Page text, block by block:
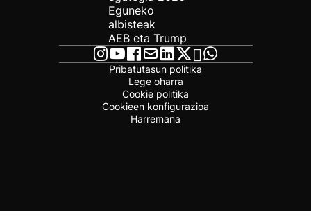
Eguneko
albisteak
AEB eta Trump
Pribatutasun politika
Lege oharra
Cookie politika
Cookieen konfigurazioa
Harremana